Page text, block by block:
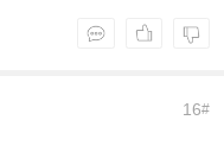
16#